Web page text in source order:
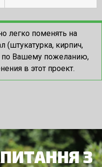
легко поменять на
(штукатурка, кирпич,
по Вашему пожеланию,
в этот проект.
З